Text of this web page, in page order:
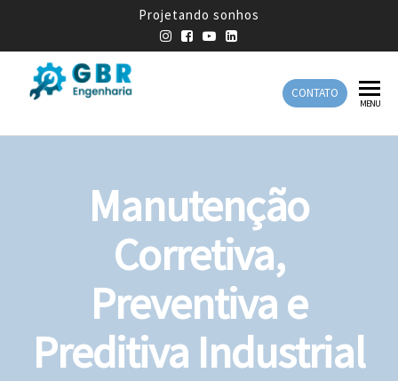
Projetando sonhos
Engenharia
Engenharia
CONTATO
MENU
Manutenção
Corretiva,
Preventiva e
Preditiva Industrial